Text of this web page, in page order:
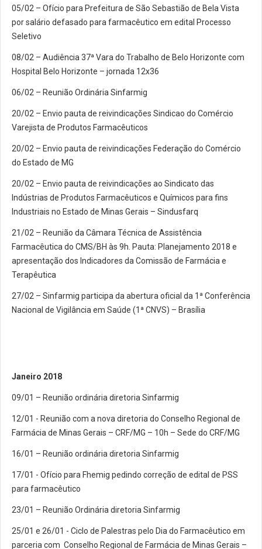
05/02 – Ofício para Prefeitura de São Sebastião de Bela Vista
por salário defasado para farmacêutico em edital Processo
Seletivo
08/02 – Audiência 37ª Vara do Trabalho de Belo Horizonte com
Hospital Belo Horizonte – jornada 12x36
06/02 – Reunião Ordinária Sinfarmig
20/02 – Envio pauta de reivindicações Sindicao do Comércio
Varejista de Produtos Farmacêuticos
20/02 – Envio pauta de reivindicações Federação do Comércio
do Estado de MG
20/02 – Envio pauta de reivindicações ao Sindicato das
Indústrias de Produtos Farmacêuticos e Químicos para fins
Industriais no Estado de Minas Gerais – Sindusfarq
21/02 – Reunião da Câmara Técnica de Assistência
Farmacêutica do CMS/BH às 9h. Pauta: Planejamento 2018 e
apresentação dos Indicadores da Comissão de Farmácia e
Terapêutica
27/02 – Sinfarmig participa da abertura oficial da 1ª Conferência
Nacional de Vigilância em Saúde (1ª CNVS) – Brasília
Janeiro 2018
09/01 – Reunião ordinária diretoria Sinfarmig
12/01 - Reunião com a nova diretoria do Conselho Regional de
Farmácia de Minas Gerais – CRF/MG – 10h – Sede do CRF/MG
16/01 – Reunião ordinária diretoria Sinfarmig
17/01 - Ofício para Fhemig pedindo correção de edital de PSS
para farmacêutico
23/01 – Reunião Ordinária diretoria Sinfarmig
25/01 e 26/01 - Ciclo de Palestras pelo Dia do Farmacêutico em
parceria com Conselho Regional de Farmácia de Minas Gerais –